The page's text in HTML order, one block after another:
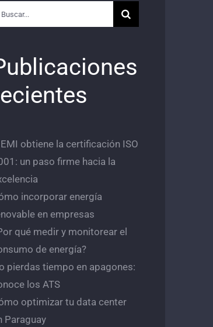
obtiene la certificación ISO
un paso firme hacia la
incorporar energía
en empresas
qué medir y monitorear el
de energía?
pierdas tiempo en apagones:
los ATS
optimizar tu data center
Paraguay